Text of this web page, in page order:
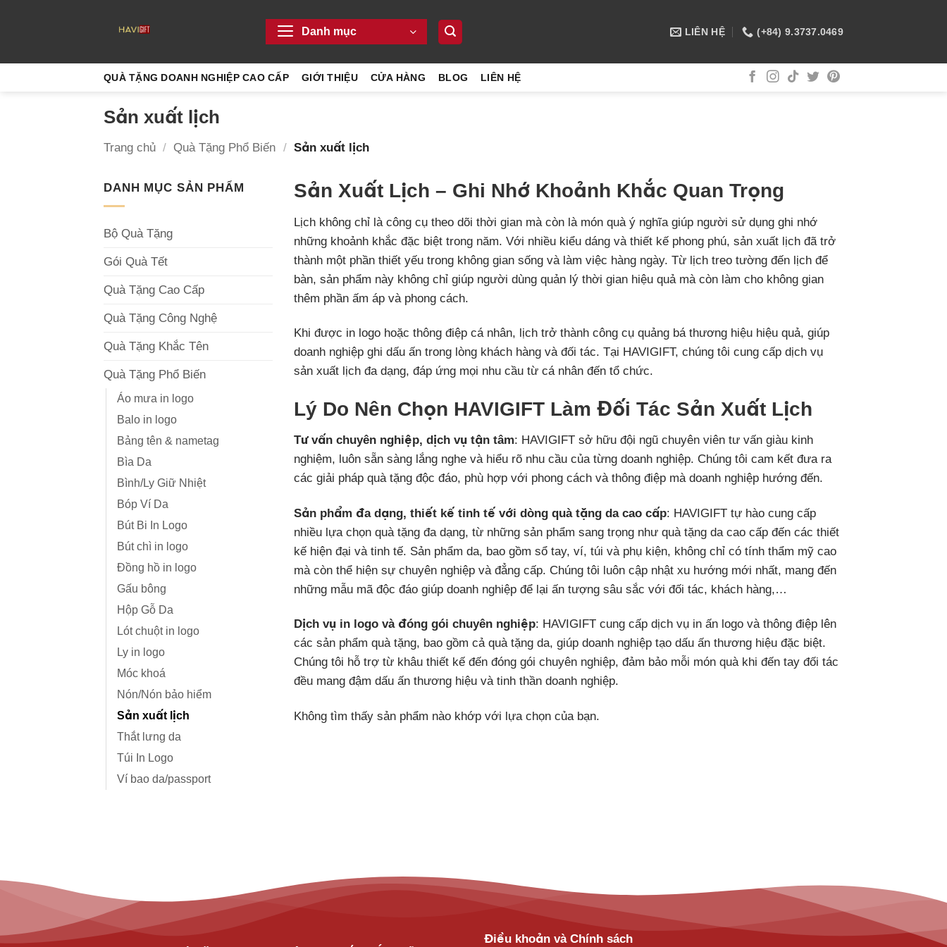
dung
Danh mục LIÊN HỆ (+84) 9.3737.0469
QUÀ TẶNG DOANH NGHIỆP CAO CẤP GIỚI THIỆU CỬA HÀNG BLOG LIÊN HỆ
Sản xuất lịch
Trang chủ / Quà Tặng Phổ Biến / Sản xuất lịch
DANH MỤC SẢN PHẨM
Bộ Quà Tặng
Gói Quà Tết
Quà Tặng Cao Cấp
Quà Tặng Công Nghệ
Quà Tặng Khắc Tên
Quà Tặng Phổ Biến
Áo mưa in logo
Balo in logo
Bảng tên & nametag
Bìa Da
Bình/Ly Giữ Nhiệt
Bóp Ví Da
Bút Bi In Logo
Bút chì in logo
Đồng hồ in logo
Gấu bông
Hộp Gỗ Da
Lót chuột in logo
Ly in logo
Móc khoá
Nón/Nón bảo hiểm
Sản xuất lịch
Thắt lưng da
Túi In Logo
Ví bao da/passport
Sản Xuất Lịch – Ghi Nhớ Khoảnh Khắc Quan Trọng
Lịch không chỉ là công cụ theo dõi thời gian mà còn là món quà ý nghĩa giúp người sử dụng ghi nhớ
những khoảnh khắc đặc biệt trong năm. Với nhiều kiểu dáng và thiết kế phong phú, sản xuất lịch đã trở
thành một phần thiết yếu trong không gian sống và làm việc hàng ngày. Từ lịch treo tường đến lịch để
bàn, sản phẩm này không chỉ giúp người dùng quản lý thời gian hiệu quả mà còn làm cho không gian
thêm phần ấm áp và phong cách.
Khi được in logo hoặc thông điệp cá nhân, lịch trở thành công cụ quảng bá thương hiệu hiệu quả, giúp
doanh nghiệp ghi dấu ấn trong lòng khách hàng và đối tác. Tại HAVIGIFT, chúng tôi cung cấp dịch vụ
sản xuất lịch đa dạng, đáp ứng mọi nhu cầu từ cá nhân đến tổ chức.
Lý Do Nên Chọn HAVIGIFT Làm Đối Tác Sản Xuất Lịch
Tư vấn chuyên nghiệp, dịch vụ tận tâm: HAVIGIFT sở hữu đội ngũ chuyên viên tư vấn giàu kinh
nghiệm, luôn sẵn sàng lắng nghe và hiểu rõ nhu cầu của từng doanh nghiệp. Chúng tôi cam kết đưa ra
các giải pháp quà tặng độc đáo, phù hợp với phong cách và thông điệp mà doanh nghiệp hướng đến.
Sản phẩm đa dạng, thiết kế tinh tế với dòng quà tặng da cao cấp: HAVIGIFT tự hào cung cấp
nhiều lựa chọn quà tặng đa dạng, từ những sản phẩm sang trọng như quà tặng da cao cấp đến các thiết
kế hiện đại và tinh tế. Sản phẩm da, bao gồm sổ tay, ví, túi và phụ kiện, không chỉ có tính thẩm mỹ cao
mà còn thể hiện sự chuyên nghiệp và đẳng cấp. Chúng tôi luôn cập nhật xu hướng mới nhất, mang đến
những mẫu mã độc đáo giúp doanh nghiệp để lại ấn tượng sâu sắc với đối tác, khách hàng,…
Dịch vụ in logo và đóng gói chuyên nghiệp: HAVIGIFT cung cấp dịch vụ in ấn logo và thông điệp lên
các sản phẩm quà tặng, bao gồm cả quà tặng da, giúp doanh nghiệp tạo dấu ấn thương hiệu đặc biệt.
Chúng tôi hỗ trợ từ khâu thiết kế đến đóng gói chuyên nghiệp, đảm bảo mỗi món quà khi đến tay đối tác
đều mang đậm dấu ấn thương hiệu và tinh thần doanh nghiệp.
Không tìm thấy sản phẩm nào khớp với lựa chọn của bạn.
Điều khoản và Chính sách